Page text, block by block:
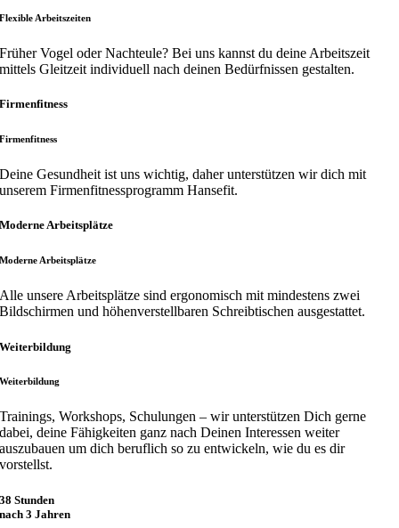
Flexible Arbeitszeiten
Früher Vogel oder Nachteule? Bei uns kannst du deine Arbeitszeit
mittels Gleitzeit individuell nach deinen Bedürfnissen gestalten.
Firmenfitness
Firmenfitness
Deine Gesundheit ist uns wichtig, daher unterstützen wir dich mit
unserem Firmenfitnessprogramm Hansefit.
Moderne Arbeitsplätze
Moderne Arbeitsplätze
Alle unsere Arbeitsplätze sind ergonomisch mit mindestens zwei
Bildschirmen und höhenverstellbaren Schreibtischen ausgestattet.
Weiterbildung
Weiterbildung
Trainings, Workshops, Schulungen – wir unterstützen Dich gerne
dabei, deine Fähigkeiten ganz nach Deinen Interessen weiter
auszubauen um dich beruflich so zu entwickeln, wie du es dir
vorstellst.
38 Stunden
nach 3 Jahren